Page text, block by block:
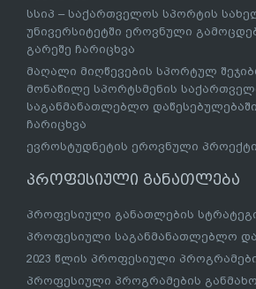
სსიპ – საქართველოს სპორტის
უნივერსიტეტში ეროვნული
გარეშე ჩარიცხვა
მაღალი მიღწევების სპორტულ
მონაწილე სპორტსმენის
საგანმანათლებლო
ჩარიცხვა
ევროსტუდნეტის ეროვნული პროექტი
პროფესიული განათლება
პროფესიული განათლების
პროფესიული საგანმანათლებლო
2023 წლის პროფესიული
პროფესიული პროგრამების